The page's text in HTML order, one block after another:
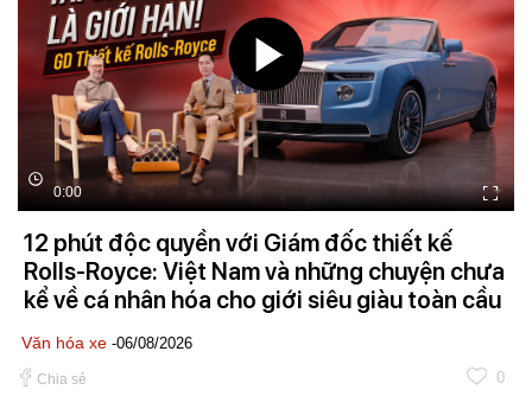
0:00
12 phút độc quyền với Giám đốc thiết kế
Rolls-Royce: Việt Nam và những chuyện chưa
kể về cá nhân hóa cho giới siêu giàu toàn cầu
Văn hóa xe -06/08/2026
Chia sẻ 0